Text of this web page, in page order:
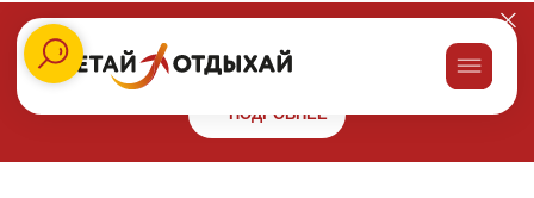
Заказывайте пироги для праздника со скидкой 10% в сети
пекарен"Машенькины пироги" и получайте бонус 10000 на
путешествие!
ПОДРОБНЕЕ